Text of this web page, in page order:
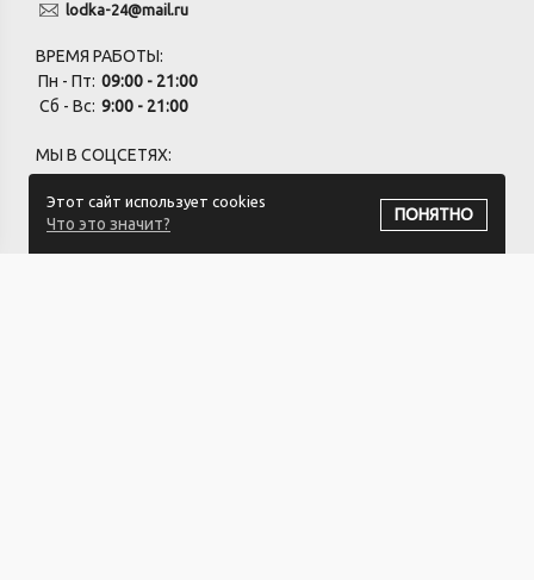
Этот сайт использует cookies
Что это значит?
ПОНЯТНО
lodka-24@mail.ru
ВРЕМЯ РАБОТЫ:
Пн - Пт: 09:00 - 21:00
Сб - Вс: 9:00 - 21:00
МЫ В СОЦСЕТЯХ: